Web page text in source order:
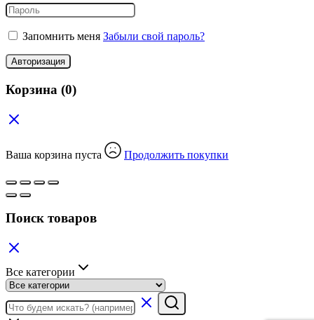
Запомнить меня Забыли свой пароль?
Авторизация
Корзина (0)
Ваша корзина пуста Продолжить покупки
Поиск товаров
Все категории